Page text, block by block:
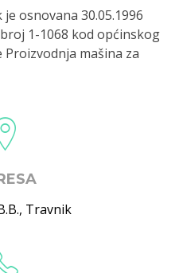
osnovana 30.05.1996
1-1068 kod općinskog
mašina za
, Travnik